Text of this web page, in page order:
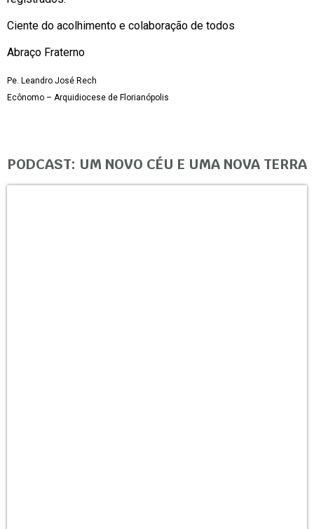
Ciente do acolhimento e colaboração de todos
Abraço Fraterno
Pe. Leandro José Rech
Ecônomo – Arquidiocese de Florianópolis
PODCAST: UM NOVO CÉU E UMA NOVA TERRA